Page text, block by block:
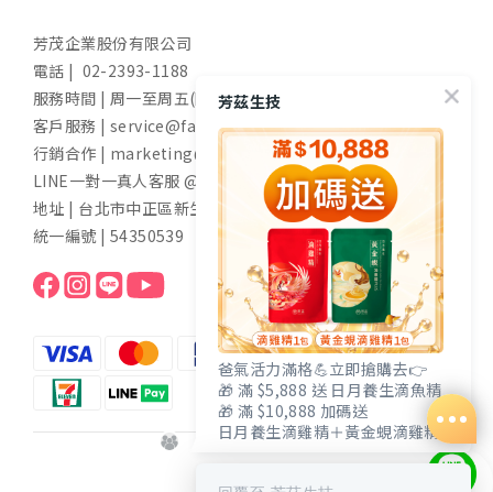
芳茂企業股份有限公司
電話 | 02-2393-1188
服務時間 | 周一至周五(國定假日除外) 9:00-17:30
客戶服務 | service@fangzih.com
行銷合作 | marketing@fangzih.com
LINE一對一真人客服 @funs
地址 | 台北市中正區新生南路一段50號11樓
統一編號 | 54350539
芳茲生技
爸氣活力滿格💪立即搶購去👉
🎁 滿 $5,888 送 日月養生滴魚精
🎁 滿 $10,888 加碼送
日月養生滴雞精＋黃金蜆滴雞精